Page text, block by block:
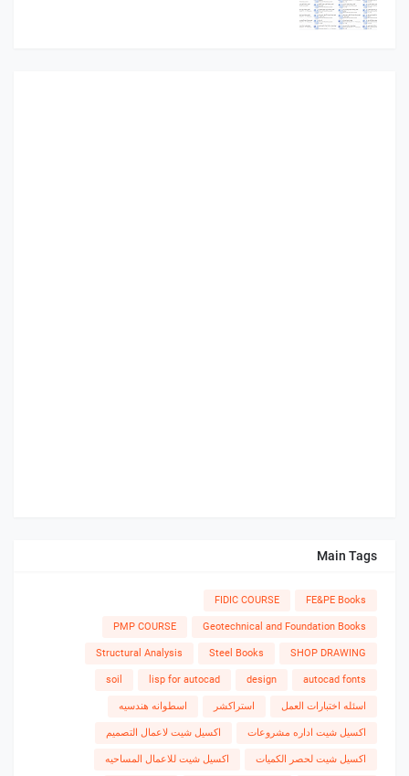
Main Tags
FE&PE Books
FIDIC COURSE
Geotechnical and Foundation Books
PMP COURSE
SHOP DRAWING
Steel Books
Structural Analysis
autocad fonts
design
lisp for autocad
soil
اسئله اختبارات العمل استراكشر اسطوانه هندسيه
اكسيل شيت اداره مشروعات اكسيل شيت لاعمال التصميم
اكسيل شيت لحصر الكميات اكسيل شيت للاعمال المساحيه